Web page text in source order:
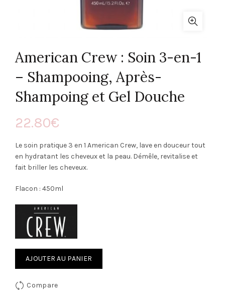
American Crew : Soin 3-en-1
– Shampooing, Après-
Shampoing et Gel Douche
22.80€
Le soin pratique 3 en 1 American Crew, lave en douceur tout
en hydratant les cheveux et la peau. Démêle, revitalise et
fait briller les cheveux.
Flacon : 450ml
AJOUTER AU PANIER
Compare